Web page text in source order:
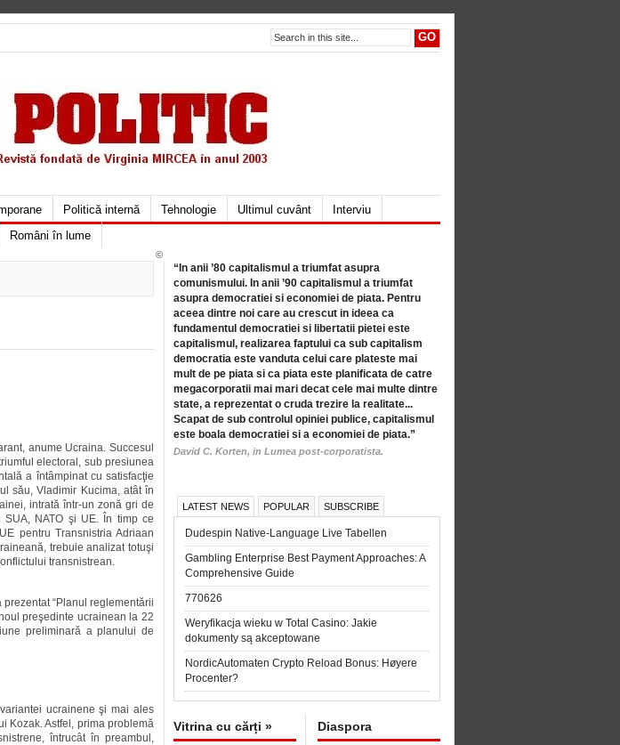
Politică internă Tehnologie Ultimul cuvânt
Interviu
Români în lume
anume Ucraina. Succesul
electoral, sub presiunea
a întâmpinat cu satisfacţie
său, Vladimir Kucima, atât în
intrată într-un zonă gri de
NATO şi UE. În timp ce
pentru Transnistria Adriaan
trebuie analizat totuşi
transnistrean.
“Planul reglementării
preşedinte ucrainean la 22
preliminară a planului de
ucrainene şi mai ales
Kozak. Astfel, prima problemă
întrucât în preambul,
“In anii ’80 capitalismul a triumfat asupra
comunismului. In anii ’90 capitalismul a triumfat
asupra democratiei si economiei de piata. Pentru
aceea dintre noi care au crescut in ideea ca
fundamentul democratiei si libertatii pietei este
capitalismul, realizarea faptului ca sub capitalism
democratia este vanduta celui care plateste mai
mult de pe piata si ca piata este planificata de catre
megacorporatii mai mari decat cele mai multe dintre
state, a reprezentat o cruda trezire la realitate...
Scapat de sub controlul opiniei publice, capitalismul
este boala democratiei si a economiei de piata.”
David C. Korten, in Lumea post-corporatista.
LATEST NEWS POPULAR SUBSCRIBE
Dudespin Native-Language Live Tabellen
Gambling Enterprise Best Payment Approaches: A
Comprehensive Guide
770626
Weryfikacja wieku w Total Casino: Jakie
dokumenty są akceptowane
NordicAutomaten Crypto Reload Bonus: Høyere
Procenter?
Vitrina cu cărți » Diaspora
©